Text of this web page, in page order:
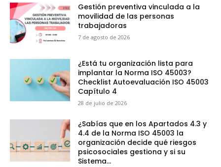
Gestión preventiva vinculada a la
movilidad de las personas
trabajadoras
7 de agosto de 2026
¿Está tu organización lista para
implantar la Norma ISO 45003?
Checklist Autoevaluación ISO 45003
Capítulo 4
28 de julio de 2026
¿Sabías que en los Apartados 4.3 y
4.4 de la Norma ISO 45003 la
organización decide qué riesgos
psicosociales gestiona y si su
Sistema...